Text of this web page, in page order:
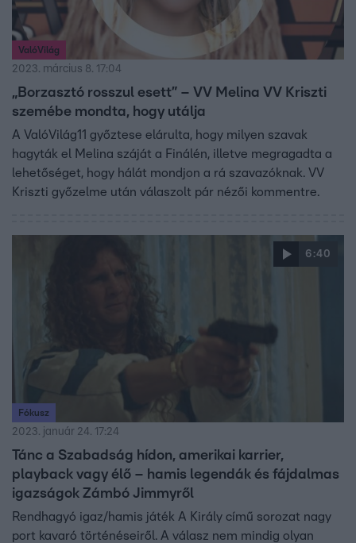
ValóVilág
2023. március 8. 17:04
„Borzasztó rosszul esett” – VV Melina VV Kriszti
szemébe mondta, hogy utálja
A ValóVilág11 győztese elárulta, hogy milyen szavak
hagyták el Melina száját a Finálén, illetve megragadta a
lehetőséget, hogy hálát mondjon a rá szavazóknak. VV
Kriszti győzelme után válaszolt pár nézői kommentre.
6:40
Fókusz
2023. január 24. 17:24
Tánc a Szabadság hídon, amerikai karrier,
playback vagy élő – hamis legendák és fájdalmas
igazságok Zámbó Jimmyről
Rendhagyó igaz/hamis játék A Király című sorozat nagy
port kavaró történéseiről. A válasz nem mindig olyan